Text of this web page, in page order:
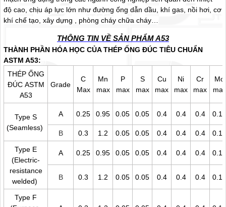
độ cao, chịu áp lực lớn như đường ống dẫn dầu, khí gas, nồi hơi, cơ
khí chế tạo, xây dựng , phòng cháy chữa cháy…
THÔNG TIN VỀ SẢN PHẨM A53
THÀNH PHẦN HÓA HỌC CỦA THÉP ỐNG ĐÚC TIÊU CHUẨN
ASTM A53:
THÉP ỐNG
ĐÚC ASTM
A53
Grade
C
Max
Mn
max
P
max
S
max
Cu
max
Ni
max
Cr
max
Mo
max
Type S
(Seamless)
A 0.25 0.95 0.05 0.05 0.4 0.4 0.4
B 0.3 1.2 0.05 0.05 0.4 0.4 0.4
Type E
(Electric-
resistance
welded)
A 0.25 0.95 0.05 0.05 0.4 0.4 0.4
B 0.3 1.2 0.05 0.05 0.4 0.4 0.4
Type F